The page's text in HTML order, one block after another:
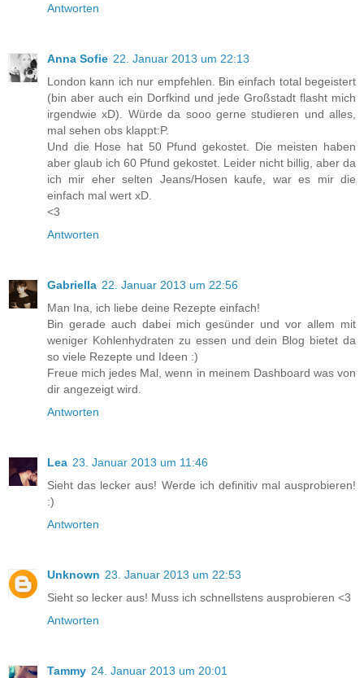
Antworten
Anna Sofie 22. Januar 2013 um 22:13
London kann ich nur empfehlen. Bin einfach total begeistert
(bin aber auch ein Dorfkind und jede Großstadt flasht mich
irgendwie xD). Würde da sooo gerne studieren und alles,
mal sehen obs klappt:P.
Und die Hose hat 50 Pfund gekostet. Die meisten haben
aber glaub ich 60 Pfund gekostet. Leider nicht billig, aber da
ich mir eher selten Jeans/Hosen kaufe, war es mir die
einfach mal wert xD.
<3
Antworten
Gabriella 22. Januar 2013 um 22:56
Man Ina, ich liebe deine Rezepte einfach!
Bin gerade auch dabei mich gesünder und vor allem mit
weniger Kohlenhydraten zu essen und dein Blog bietet da
so viele Rezepte und Ideen :)
Freue mich jedes Mal, wenn in meinem Dashboard was von
dir angezeigt wird.
Antworten
Lea 23. Januar 2013 um 11:46
Sieht das lecker aus! Werde ich definitiv mal ausprobieren!
:)
Antworten
Unknown 23. Januar 2013 um 22:53
Sieht so lecker aus! Muss ich schnellstens ausprobieren <3
Antworten
Tammy 24. Januar 2013 um 20:01